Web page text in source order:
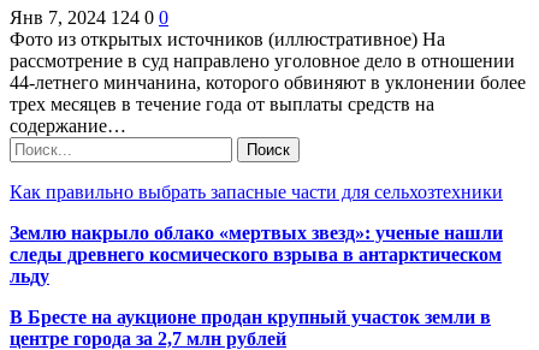
Янв 7, 2024 124 0 0
Фото из открытых источников (иллюстративное) На
рассмотрение в суд направлено уголовное дело в отношении
44-летнего минчанина, которого обвиняют в уклонении более
трех месяцев в течение года от выплаты средств на
содержание…
Как правильно выбрать запасные части для сельхозтехники
Землю накрыло облако «мертвых звезд»: ученые нашли
следы древнего космического взрыва в антарктическом
льду
В Бресте на аукционе продан крупный участок земли в
центре города за 2,7 млн рублей